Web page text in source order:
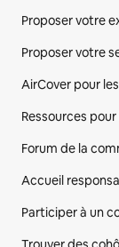
Proposer votre
Proposer votre
AirCover pour
Ressources
Forum de la
Accueil
Participer à un